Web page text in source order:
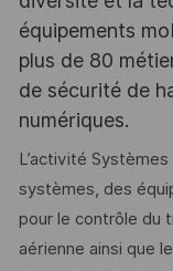
équipements
plus de 80
de sécurité de
numériques.
L’activité
systèmes, des
pour le contrôle du
aérienne ainsi que